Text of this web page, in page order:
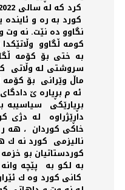
كورد به ره و
نگاوو دە نێت. نه
كومه ڵگاوو
به ختی بۆ کۆمە
سروشتى له وڵاتی
ماڵ وێرانی بۆ
ئە م بڕیارە ێ
بڕیارێکی سياسيبه
داڕێژراوە لە دژی
خاکی کوردان ، هه
نالیزمی كورد نه ك
كوردستاتيان بو
به لکو بە پێچە
كانى كورد وه ك